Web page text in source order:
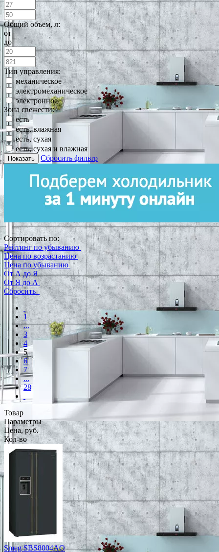
Общий объем, л:
от
до
Тип управления:
механическое
электромеханическое
электронное
Зона свежести:
есть
есть, влажная
есть, сухая
есть, сухая и влажная
Показать Сбросить фильтр
Сортировать по:
Рейтинг по убыванию
Цена по возрастанию
Цена по убыванию
От А до Я
От Я до А
Сбросить
1
...
3
4
5
6
7
...
28
Товар
Параметры
Цена, руб.
Кол-во
Smeg SBS8004AO